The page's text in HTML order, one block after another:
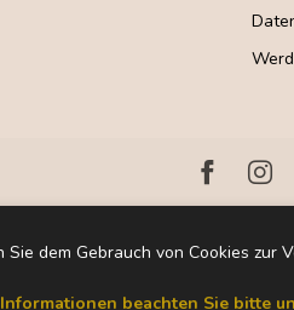
dem Gebrauch von Cookies zur
beachten Sie bitte